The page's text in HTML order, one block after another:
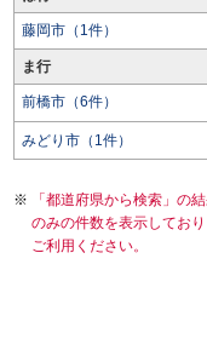
藤岡市（1件）
ま行
前橋市（6件）
みどり市（1件）
「都道府県から検索」の
のみの件数を表示してお
ご利用ください。